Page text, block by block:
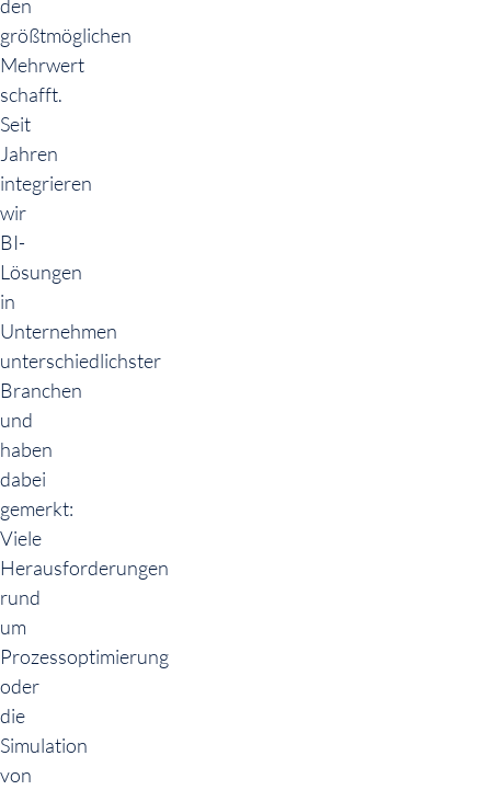
den
größtmöglichen
Mehrwert
schafft.
Seit
Jahren
integrieren
wir
BI-
Lösungen
in
Unternehmen
unterschiedlichster
Branchen
und
haben
dabei
gemerkt:
Viele
Herausforderungen
rund
um
Prozessoptimierung
oder
die
Simulation
von